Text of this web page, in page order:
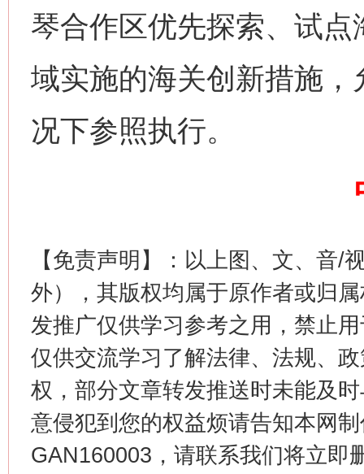
琴合作区优先探索、试
域实施的海关创新措施
况下参照执行。
【免责声明】：以上图、文、音/
外），其版权均属于原作者或归
发推广仅供学习参考之用，禁止
仅供交流学习了解法律、法规、
权，部分文章转发推送时未能及
意侵犯到您的权益烦请告知本网
GAN160003，请联系我们将立即
在谋一域中谋全局
今